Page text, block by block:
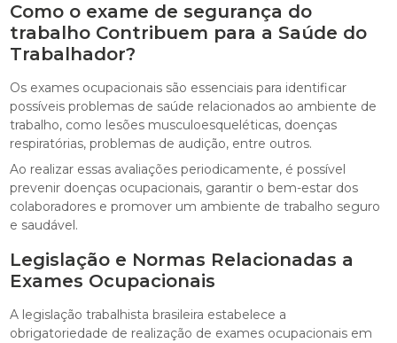
Como o exame de segurança do
trabalho Contribuem para a Saúde do
Trabalhador?
Os exames ocupacionais são essenciais para identificar
possíveis problemas de saúde relacionados ao ambiente de
trabalho, como lesões musculoesqueléticas, doenças
respiratórias, problemas de audição, entre outros.
Ao realizar essas avaliações periodicamente, é possível
prevenir doenças ocupacionais, garantir o bem-estar dos
colaboradores e promover um ambiente de trabalho seguro
e saudável.
Legislação e Normas Relacionadas a
Exames Ocupacionais
A legislação trabalhista brasileira estabelece a
obrigatoriedade de realização de exames ocupacionais em